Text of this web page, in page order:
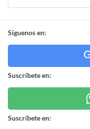
Síguenos en:
Suscríbete en:
Suscríbete en: